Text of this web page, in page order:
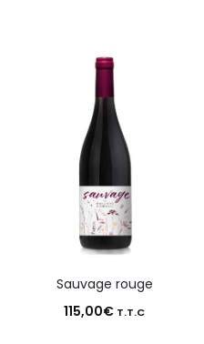
Sauvage rouge
115,00€ T.T.C